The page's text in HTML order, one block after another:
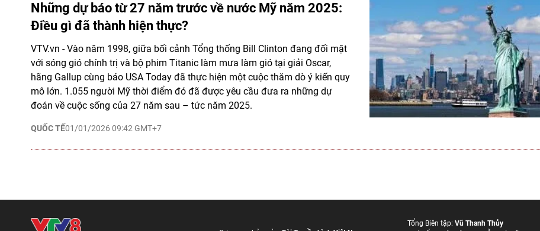
Những dự báo từ 27 năm trước về nước Mỹ năm 2025:
Điều gì đã thành hiện thực?
QUỐC TẾ01/01/2026 09:42 GMT+7
VTV.vn - Vào năm 1998, giữa bối cảnh Tổng thống Bill Clinton đang đối mặt
với sóng gió chính trị và bộ phim Titanic làm mưa làm gió tại giải Oscar,
hãng Gallup cùng báo USA Today đã thực hiện một cuộc thăm dò ý kiến quy
mô lớn. 1.055 người Mỹ thời điểm đó đã được yêu cầu đưa ra những dự
đoán về cuộc sống của 27 năm sau – tức năm 2025.
Tổng Biên tập: Vũ Thanh Thủy